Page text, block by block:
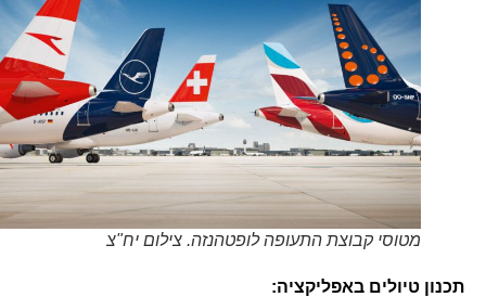
מטוסי קבוצת התעופה לופטהנזה. צילום יח"צ
תכנון טיולים באפליקציה: